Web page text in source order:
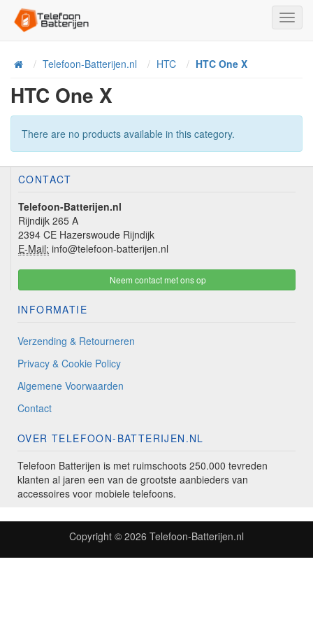
HomeTelefoon-Batterijen.nl HTC HTC One X
HTC One X
There are no products available in this category.
CONTACT
Telefoon-Batterijen.nl
Rijndijk 265 A
2394 CE Hazerswoude Rijndijk
E-Mail: info@telefoon-batterijen.nl
Neem contact met ons op
INFORMATIE
Verzending & Retourneren
Privacy & Cookie Policy
Algemene Voorwaarden
Contact
OVER TELEFOON-BATTERIJEN.NL
Telefoon Batterijen is met ruimschoots 250.000 tevreden
klanten al jaren een van de grootste aanbieders van
accessoires voor mobiele telefoons.
Copyright © 2026 Telefoon-Batterijen.nl